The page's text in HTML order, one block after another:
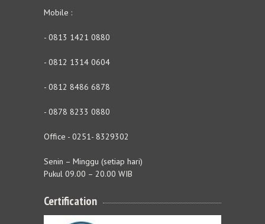
Mobile :
- 0813 1421 0880
- 0812 1314 0604
- 0812 8486 6878
- 0878 8233 0880
Office - 0251- 8329302
Senin – Minggu (setiap hari)
Pukul 09.00 – 20.00 WIB
Certification